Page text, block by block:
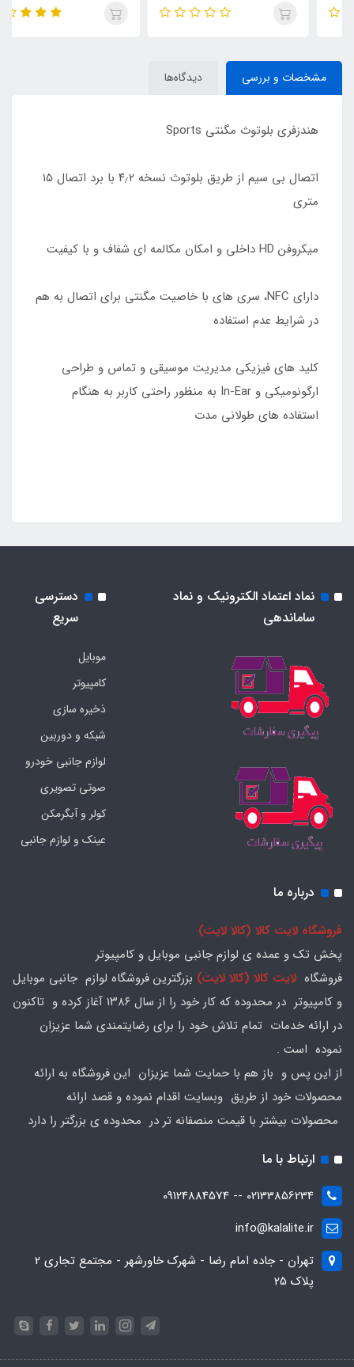
مشخصات و بررسی دیدگاه‌ها
هندزفری بلوتوث مگنتی Sports
اتصال بی سیم از طریق بلوتوث نسخه ۴٫۲ با برد اتصال ۱۵
متری
میکروفن HD داخلی و امکان مکالمه ای شفاف و با کیفیت
دارای NFC، سری های با خاصیت مگنتی برای اتصال به هم
در شرایط عدم استفاده
کلید های فیزیکی مدیریت موسیقی و تماس و طراحی
ارگونومیکی و In-Ear به منظور راحتی کاربر به هنگام
استفاده های طولانی مدت
نماد اعتماد الکترونیک و نماد
ساماندهی
دسترسی
سریع
موبایل
کامپیوتر
ذخیره سازی
شبکه و دوربین
لوازم جانبی خودرو
صوتی تصویری
کولر و آبگرمکن
عینک و لوازم جانبی
درباره ما
فروشگاه لایت کالا (کالا لایت)
پخش تک و عمده ی لوازم جانبی موبایل و کامپیوتر
فروشگاه لایت کالا (کالا لایت) بزرگترین فروشگاه لوازم جانبی موبایل
و کامپیوتر در محدوده که کار خود را از سال ۱۳۸۶ آغاز کرده و تاکنون
در ارائه خدمات تمام تلاش خود را برای رضایتمندی شما عزیزان
نموده است .
از این پس و باز هم با حمایت شما عزیزان این فروشگاه به ارائه
محصولات خود از طریق وبسایت اقدام نموده و قصد ارائه
محصولات بیشتر با قیمت منصفانه تر در محدوده ی بزرگتر را دارد
ارتباط با ما
02133856234 -- 09124884574
info@kalalite.ir
تهران - جاده امام رضا - شهرک خاورشهر - مجتمع تجاری 2
پلاک 25